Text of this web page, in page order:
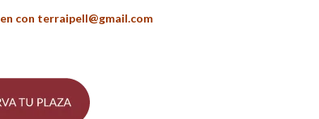
con terraipell@gmail.com